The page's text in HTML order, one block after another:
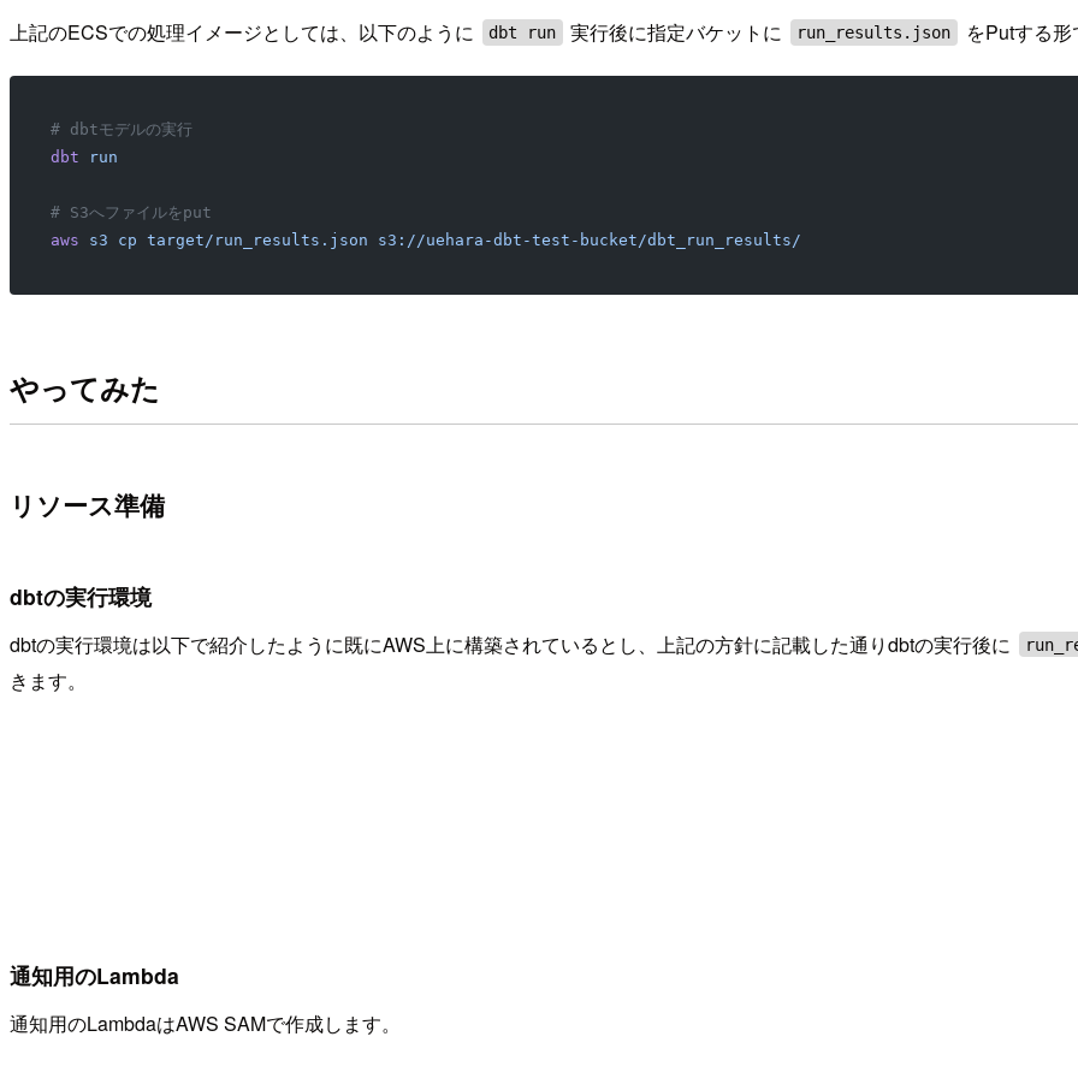
上記のECSでの処理イメージとしては、以下のように dbt run 実行後に指定バケットに run_results.json をPutする
# dbtモデルの実行
dbt run
# S3へファイルをput
aws s3 cp target/run_results.json s3://uehara-dbt-test-bucket/dbt_run_results/
やってみた
リソース準備
dbtの実行環境
dbtの実行環境は以下で紹介したように既にAWS上に構築されているとし、上記の方針に記載した通りdbtの実行後に
きます。
通知用のLambda
通知用のLambdaはAWS SAMで作成します。